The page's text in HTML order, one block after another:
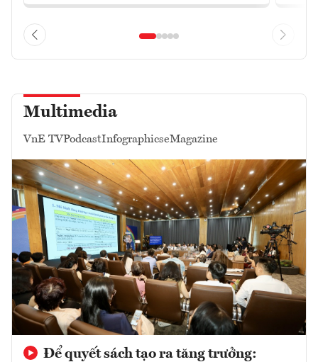
Multimedia
VnE TVPodcastInfographicseMagazine
Để quyết sách tạo ra tăng trưởng: